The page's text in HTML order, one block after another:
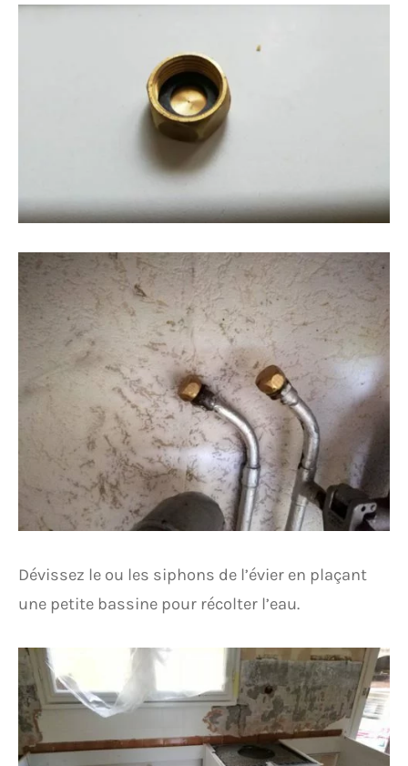
Dévissez le ou les siphons de l’évier en plaçant
une petite bassine pour récolter l’eau.